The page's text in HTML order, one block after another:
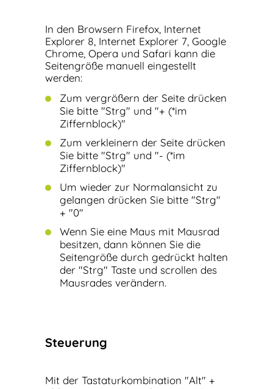
In den Browsern Firefox, Internet
Explorer 8, Internet Explorer 7, Google
Chrome, Opera und Safari kann die
Seitengröße manuell eingestellt
werden:
Zum vergrößern der Seite drücken
Sie bitte "Strg" und "+ (*im
Ziffernblock)"
Zum verkleinern der Seite drücken
Sie bitte "Strg" und "- (*im
Ziffernblock)"
Um wieder zur Normalansicht zu
gelangen drücken Sie bitte "Strg"
+ "0"
Wenn Sie eine Maus mit Mausrad
besitzen, dann können Sie die
Seitengröße durch gedrückt halten
der "Strg" Taste und scrollen des
Mausrades verändern.
Steuerung
Mit der Tastaturkombination "Alt" +